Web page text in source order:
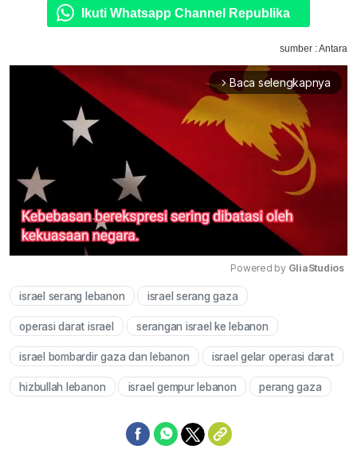
Ikuti Whatsapp Channel Republika
sumber : Antara
arrow_forward_ios Baca selengkapnya
Powered by GliaStudios
israel serang lebanon israel serang gaza
operasi darat israel serangan israel ke lebanon
israel bombardir gaza dan lebanon israel gelar operasi darat
hizbullah lebanon israel gempur lebanon perang gaza